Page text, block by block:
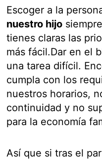
Escoger a la
nuestro hijo
tienes claras las
más fácil.Dar en el
una tarea difícil.
cumpla con los
nuestros horarios,
continuidad y no
para la economía
Así que si tras el